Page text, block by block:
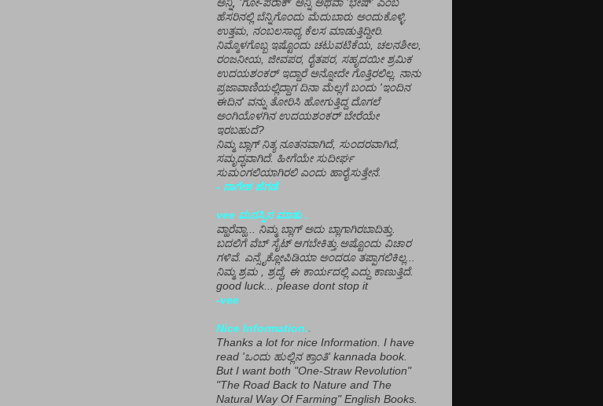
ಅನ್ನಿ, 'ಗೋ-ಪರಾಕ್' ಅನ್ನಿ ಅಥವಾ 'ಭೇಷ್' ಎಂಬ
ಹೆಸರಿನಲ್ಲಿ ಬೆನ್ನಿಗೊಂದು ಮೆದುಬಾರು ಅಂದುಕೊಳ್ಳಿ.
ಉತ್ತಮ, ನಂಬಲಸಾಧ್ಯ ಕೆಲಸ ಮಾಡುತ್ತಿದ್ದೀರಿ.
ನಿಮ್ಮೊಳಗೊಬ್ಬ ಇಷ್ಟೊಂದು ಚಟುವಟಿಕೆಯ, ಚಲನಶೀಲ,
ರಂಜನೀಯ, ಜೀವಪರ, ರೈತಪರ, ಸಹೃದಯೀ ಶ್ರಮಿಕ
ಉದಯಶಂಕರ್ ಇದ್ದಾರೆ ಅನ್ನೋದೇ ಗೊತ್ತಿರಲಿಲ್ಲ. ನಾನು
ಪ್ರಜಾವಾಣಿಯಲ್ಲಿದ್ದಾಗ ದಿನಾ ಮೆಲ್ಲಗೆ ಬಂದು 'ಇಂದಿನ
ಈದಿನ' ವನ್ನು ತೋರಿಸಿ ಹೋಗುತ್ತಿದ್ದ ದೊಗಲೆ
ಅಂಗಿಯೊಳಗಿನ ಉದಯಶಂಕರ್ ಬೇರೆಯೇ
ಇರಬಹುದೆ?
ನಿಮ್ಮ ಬ್ಲಾಗ್ ನಿತ್ಯ ನೂತನವಾಗಿದೆ, ಸುಂದರವಾಗಿದೆ,
ಸಮೃದ್ಧವಾಗಿದೆ. ಹೀಗೆಯೇ ಸುದೀರ್ಘ
ಸುಮಂಗಲಿಯಾಗಿರಲಿ ಎಂದು ಹಾರೈಸುತ್ತೇನೆ.
- ನಾಗೇಶ ಹೆಗಡೆ
vee ಮನಸ್ಸಿನ ಮಾತು .
ವ್ಹಾರೆವ್ಹಾ... ನಿಮ್ಮ ಬ್ಲಾಗ್ ಅದು ಬ್ಲಾಗಾಗಿರಬಾದಿತ್ತು.
ಬದಲಿಗೆ ವೆಬ್ ಸೈಟ್ ಆಗಬೇಕಿತ್ತು.ಅಷ್ಟೊಂದು ವಿಚಾರ
ಗಳಿವೆ. ಎನ್ಸೈಕ್ಲೋಪಿಡಿಯಾ ಅಂದರೂ ತಪ್ಪಾಗಲಿಕಿಲ್ಲ...
ನಿಮ್ಮ ಶ್ರಮ , ಶ್ರದ್ಧೆ, ಈ ಕಾರ್ಯದಲ್ಲಿ ಎದ್ದು ಕಾಣುತ್ತಿದೆ.
good luck... please dont stop it
-vee
Nice Information..
Thanks a lot for nice Information. I have
read 'ಒಂದು ಹುಲ್ಲಿನ ಕ್ರಾಂತಿ' kannada book.
But I want both "One-Straw Revolution"
"The Road Back to Nature and The
Natural Way Of Farming" English Books.